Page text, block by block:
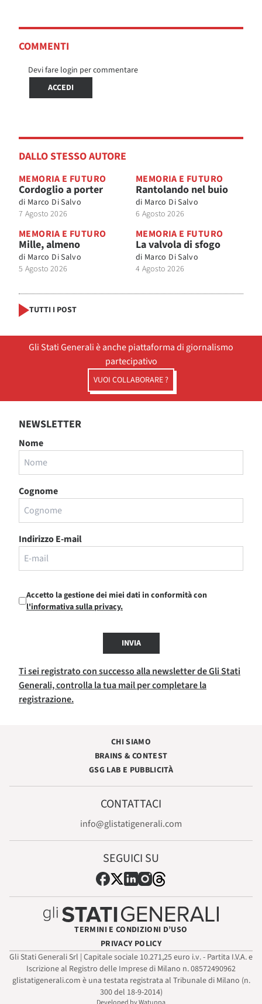
COMMENTI
Devi fare login per commentare
ACCEDI
DALLO STESSO AUTORE
MEMORIA E FUTURO
Cordoglio a porter
di Marco Di Salvo
7 Agosto 2026
MEMORIA E FUTURO
Rantolando nel buio
di Marco Di Salvo
6 Agosto 2026
MEMORIA E FUTURO
Mille, almeno
di Marco Di Salvo
5 Agosto 2026
MEMORIA E FUTURO
La valvola di sfogo
di Marco Di Salvo
4 Agosto 2026
TUTTI I POST
Gli Stati Generali è anche piattaforma di giornalismo
partecipativo
VUOI COLLABORARE ?
NEWSLETTER
Nome
Cognome
Indirizzo E-mail
Accetto la gestione dei miei dati in conformità con
l'informativa sulla privacy.
INVIA
Ti sei registrato con successo alla newsletter de Gli Stati
Generali, controlla la tua mail per completare la
registrazione.
CHI SIAMO
BRAINS & CONTEST
GSG LAB E PUBBLICITÀ
CONTATTACI
info@glistatigenerali.com
SEGUICI SU
TERMINI E CONDIZIONI D’USO
PRIVACY POLICY
Gli Stati Generali Srl | Capitale sociale 10.271,25 euro i.v. - Partita I.V.A. e
Iscrizione al Registro delle Imprese di Milano n. 08572490962
glistatigenerali.com è una testata registrata al Tribunale di Milano (n.
300 del 18-9-2014)